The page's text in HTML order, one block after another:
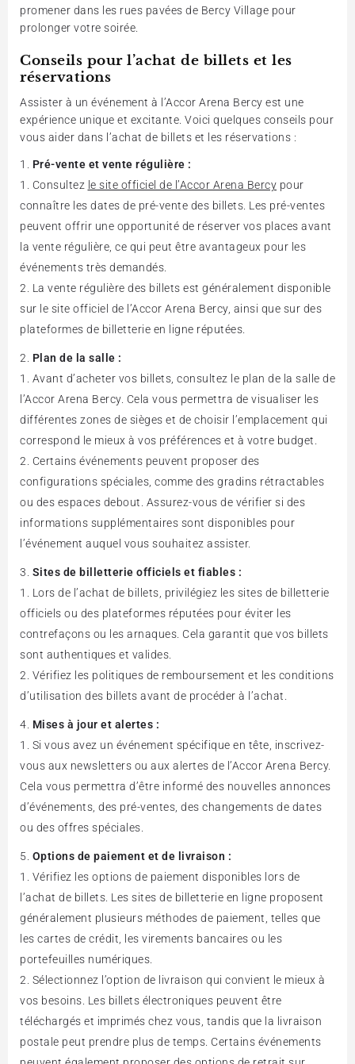
promener dans les rues pavées de Bercy Village pour
prolonger votre soirée.
Conseils pour l’achat de billets et les
réservations
Assister à un événement à l’Accor Arena Bercy est une
expérience unique et excitante. Voici quelques conseils pour
vous aider dans l’achat de billets et les réservations :
Pré-vente et vente régulière :
Consultez le site officiel de l’Accor Arena Bercy pour
connaître les dates de pré-vente des billets. Les pré-ventes
peuvent offrir une opportunité de réserver vos places avant
la vente régulière, ce qui peut être avantageux pour les
événements très demandés.
La vente régulière des billets est généralement disponible
sur le site officiel de l’Accor Arena Bercy, ainsi que sur des
plateformes de billetterie en ligne réputées.
Plan de la salle :
Avant d’acheter vos billets, consultez le plan de la salle de
l’Accor Arena Bercy. Cela vous permettra de visualiser les
différentes zones de sièges et de choisir l’emplacement qui
correspond le mieux à vos préférences et à votre budget.
Certains événements peuvent proposer des
configurations spéciales, comme des gradins rétractables
ou des espaces debout. Assurez-vous de vérifier si des
informations supplémentaires sont disponibles pour
l’événement auquel vous souhaitez assister.
Sites de billetterie officiels et fiables :
Lors de l’achat de billets, privilégiez les sites de billetterie
officiels ou des plateformes réputées pour éviter les
contrefaçons ou les arnaques. Cela garantit que vos billets
sont authentiques et valides.
Vérifiez les politiques de remboursement et les conditions
d’utilisation des billets avant de procéder à l’achat.
Mises à jour et alertes :
Si vous avez un événement spécifique en tête, inscrivez-
vous aux newsletters ou aux alertes de l’Accor Arena Bercy.
Cela vous permettra d’être informé des nouvelles annonces
d’événements, des pré-ventes, des changements de dates
ou des offres spéciales.
Options de paiement et de livraison :
Vérifiez les options de paiement disponibles lors de
l’achat de billets. Les sites de billetterie en ligne proposent
généralement plusieurs méthodes de paiement, telles que
les cartes de crédit, les virements bancaires ou les
portefeuilles numériques.
Sélectionnez l’option de livraison qui convient le mieux à
vos besoins. Les billets électroniques peuvent être
téléchargés et imprimés chez vous, tandis que la livraison
postale peut prendre plus de temps. Certains événements